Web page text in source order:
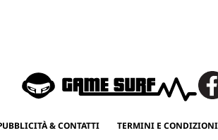
& CONTATTI TERMINI E CONDIZIONI